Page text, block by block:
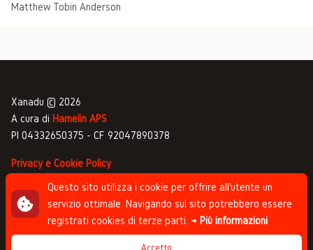
Matthew Tobin Anderson
Xanadu © 2026
A cura di Hamelin APS
PI 04332650375 - CF 92047890378
Privacy e Cookie Policy
Gestione commenti
Newsletter
Progettato da , sviluppato da
Questo sito utilizza i cookie per offrire all'utente un
servizio ottimale. Navigando sul sito potrebbero essere
registrati cookies di terze parti. → Più informazioni
Accetto